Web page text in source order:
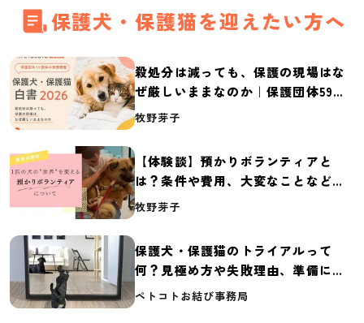
保護犬・保護猫を迎えたい方へ
殺処分は減っても、保護の現場はな
ぜ厳しいままなのか｜保護団体59団
体の実態調査【保護犬・保護猫白書
牧野芽子
【体験談】預かりボランティアと
は？条件や費用、大変なことなど紹
介
牧野芽子
保護犬・保護猫のトライアルって
何？見極め方や失敗理由、準備に必
要なものを紹介
ペトコトお結び事務局